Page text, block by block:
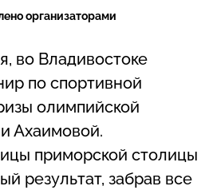
организаторами
во Владивостоке
по спортивной
олимпийской
Ахаимовой.
приморской столицы
результат, забрав все